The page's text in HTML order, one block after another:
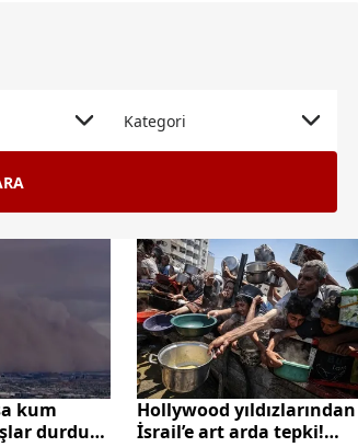
Kategori
kum
durdu
Hollywood yıldızlarından
İsrail’e art arda tepki!